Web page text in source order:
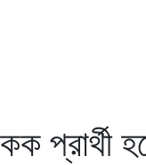
প্রার্থী